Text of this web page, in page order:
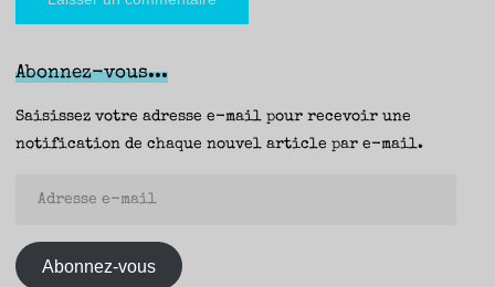
Abonnez-vous...
Saisissez votre adresse e-mail pour recevoir une
notification de chaque nouvel article par e-mail.
mail
Abonnez-vous